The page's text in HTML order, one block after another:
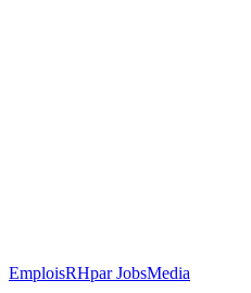
EmploisRHpar JobsMedia